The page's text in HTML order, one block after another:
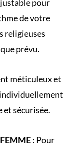
pour
de votre
religieuses
prévu.
méticuleux et
et sécurisée.
: Pour